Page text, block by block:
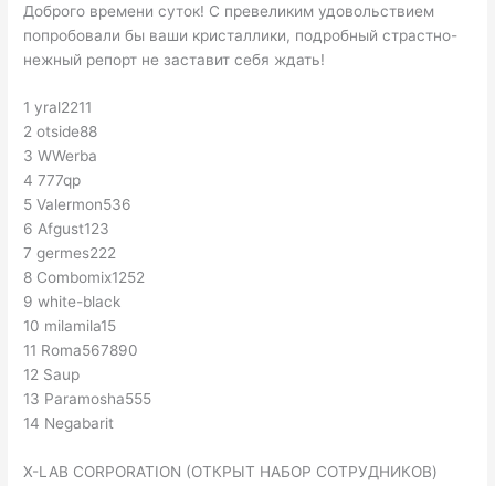
Доброго времени суток! С превеликим удовольствием
попробовали бы ваши кристаллики, подробный страстно-
нежный репорт не заставит себя ждать!
1 yral2211
2 otside88
3 WWerba
4 777qp
5 Valermon536
6 Afgust123
7 germes222
8 Combomix1252
9 white-black
10 milamila15
11 Roma567890
12 Saup
13 Paramosha555
14 Negabarit
X-LAB CORPORATION (ОТКРЫТ НАБОР СОТРУДНИКОВ)